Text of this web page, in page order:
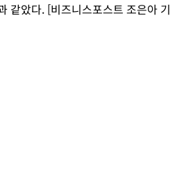
같았다. [비즈니스포스트 조은아 기